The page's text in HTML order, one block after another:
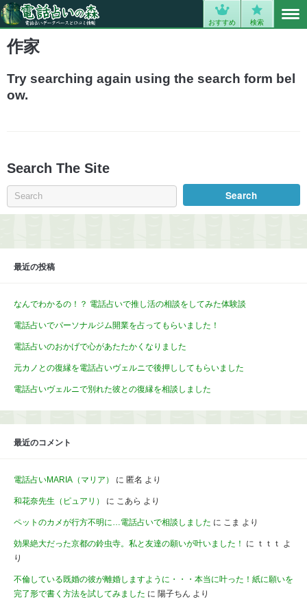
おすすめ 検索
作家
Try searching again using the search form bel
ow.
Search The Site
最近の投稿
なんでわかるの！？ 電話占いで推し活の相談をしてみた体験談
電話占いでパーソナルジム開業を占ってもらいました！
電話占いのおかげで心があたたかくなりました
元カノとの復縁を電話占いヴェルニで後押ししてもらいました
電話占いヴェルニで別れた彼との復縁を相談しました
最近のコメント
電話占いMARIA（マリア） に 匿名 より
和花奈先生（ピュアリ） に こあら より
ペットのカメが行方不明に…電話占いで相談しました に こま より
効果絶大だった京都の鈴虫寺。私と友達の願いが叶いました！ に ｔｔｔ
よ
り
不倫している既婚の彼が離婚しますように・・・本当に叶った！紙に願いを
完了形で書く方法を試してみました に 陽子ちん より